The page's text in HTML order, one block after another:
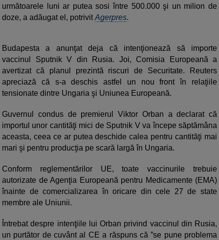
următoarele luni ar putea sosi între 500.000 şi un milion de
doze, a adăugat el, potrivitAgerpres.
Budapesta a anunţat deja că intenţionează să importe
vaccinul Sputnik V din Rusia. Joi, Comisia Europeană a
avertizat că planul prezintă riscuri de Securitate. Reuters
apreciază că s-a deschis astfel un nou front în relaţiile
tensionate dintre Ungaria şi Uniunea Europeană.
Guvernul condus de premierul Viktor Orban a declarat că
importul unor cantităţi mici de Sputnik V va începe săptămâna
aceasta, ceea ce ar putea deschide calea pentru cantităţi mai
mari şi pentru producţia pe scară largă în Ungaria.
Conform reglementărilor UE, toate vaccinurile trebuie
autorizate de Agenţia Europeană pentru Medicamente (EMA)
înainte de comercializarea în oricare din cele 27 de state
membre ale Uniunii.
Întrebat despre intenţiile lui Orban privind vaccinul din Rusia,
un purtător de cuvânt al CE a răspuns că ”se pune problema